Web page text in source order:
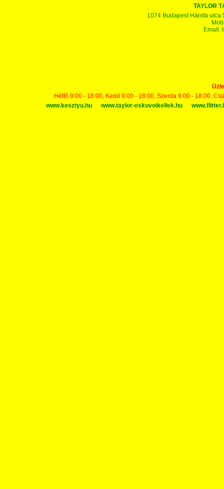
TAYLOR
1074 Budapest Hársfa utca
Email:
Hétfő 9:00 - 18:00, Kedd 9:00 - 18:00, Szerda 9:00 - 18:00,
www.kesztyu.hu
www.taylor-eskuvoikellek.hu